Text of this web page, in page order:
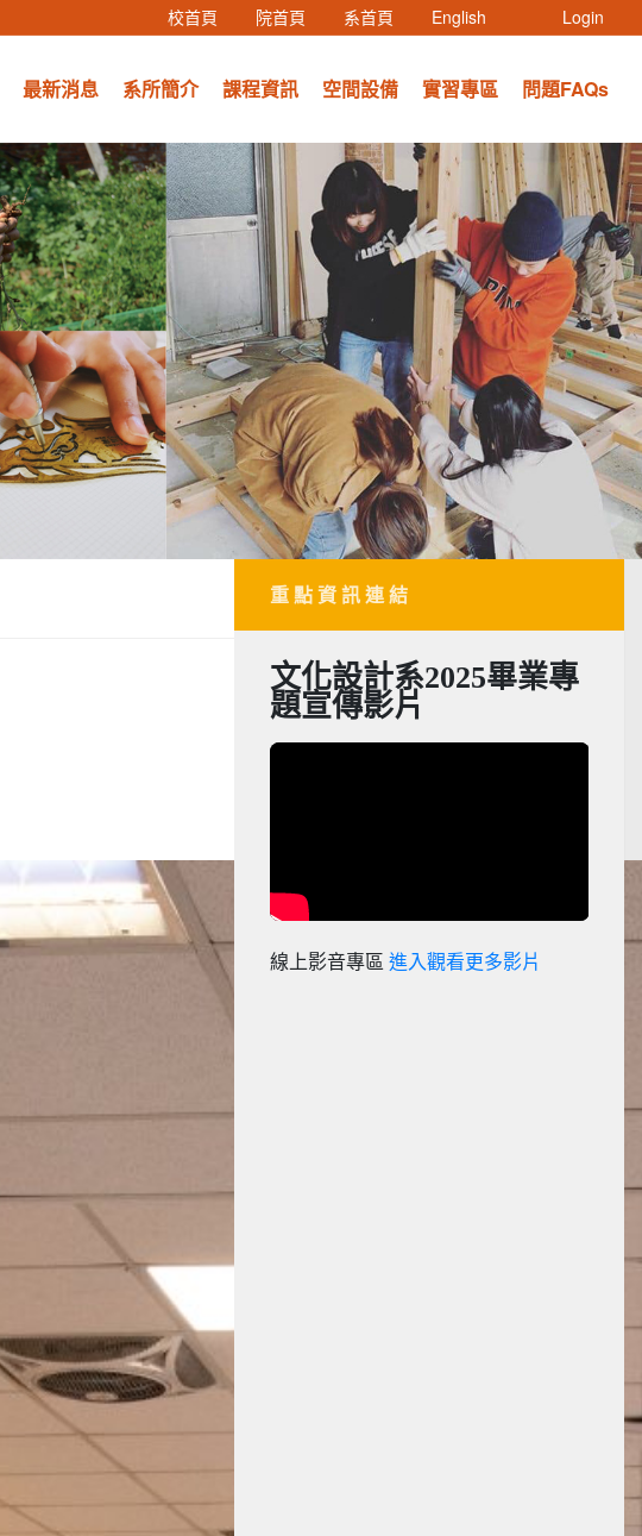
校首頁 (current)院首頁 (current)系首頁 (current)English (current)
Login
最新消息 系所簡介 課程資訊 空間設備 實習專區 問題FAQs
重 點 資 訊 連 結
文化設計系2025畢業專
題宣傳影片
線上影音專區 進入觀看更多影片